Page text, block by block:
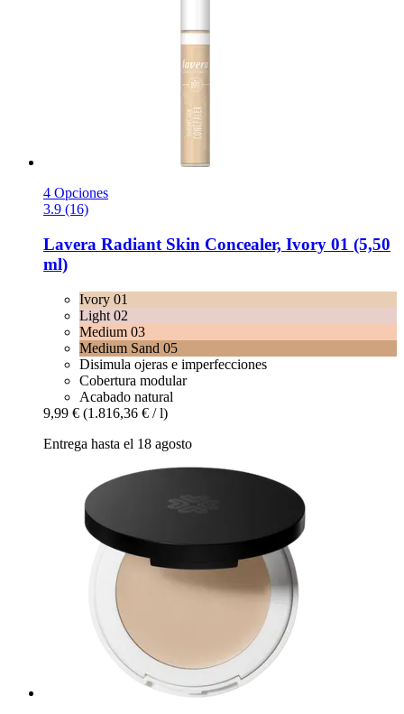
4 Opciones
3.9 (16)
Lavera Radiant Skin Concealer, Ivory 01 (5,50
ml)
Ivory 01
Light 02
Medium 03
Medium Sand 05
Disimula ojeras e imperfecciones
Cobertura modular
Acabado natural
9,99 € (1.816,36 € / l)
Entrega hasta el 18 agosto